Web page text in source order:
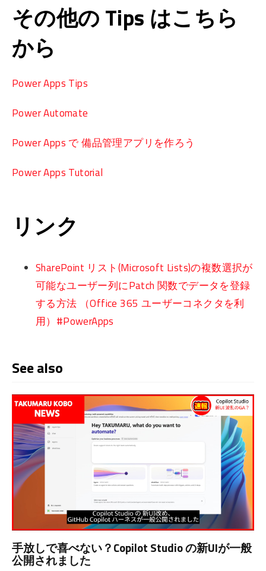
その他の Tips はこちら
から
Power Apps Tips
Power Automate
Power Apps で 備品管理アプリを作ろう
Power Apps Tutorial
リンク
SharePoint リスト(Microsoft Lists)の複数選択が
可能なユーザー列にPatch 関数でデータを登録
する方法 （Office 365 ユーザーコネクタを利
用）#PowerApps
See also
手放しで喜べない？Copilot Studio の新UIが一般
公開されました